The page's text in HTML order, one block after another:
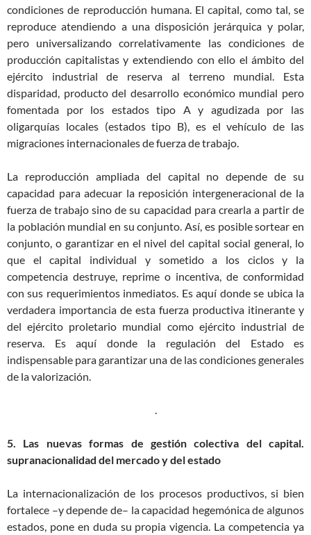
condiciones de reproducción humana. El capital, como tal, se
reproduce atendiendo a una disposición jerárquica y polar,
pero universalizando correlativamente las condiciones de
producción capitalistas y extendiendo con ello el ámbito del
ejército industrial de reserva al terreno mundial. Esta
disparidad, producto del desarrollo económico mundial pero
fomentada por los estados tipo A y agudizada por las
oligarquías locales (estados tipo B), es el vehículo de las
migraciones internacionales de fuerza de trabajo.
La reproducción ampliada del capital no depende de su
capacidad para adecuar la reposición intergeneracional de la
fuerza de trabajo sino de su capacidad para crearla a partir de
la población mundial en su conjunto. Así, es posible sortear en
conjunto, o garantizar en el nivel del capital social general, lo
que el capital individual y sometido a los ciclos y la
competencia destruye, reprime o incentiva, de conformidad
con sus requerimientos inmediatos. Es aquí donde se ubica la
verdadera importancia de esta fuerza productiva itinerante y
del ejército proletario mundial como ejército industrial de
reserva. Es aquí donde la regulación del Estado es
indispensable para garantizar una de las condiciones generales
de la valorización.
.
5. Las nuevas formas de gestión colectiva del capital.
supranacionalidad del mercado y del estado
La internacionalización de los procesos productivos, si bien
fortalece –y depende de– la capacidad hegemónica de algunos
estados, pone en duda su propia vigencia. La competencia ya